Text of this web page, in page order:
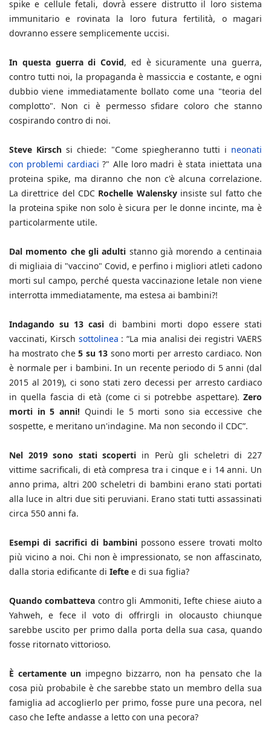
spike e cellule fetali, dovrà essere distrutto il loro sistema
immunitario e rovinata la loro futura fertilità, o magari
dovranno essere semplicemente uccisi.
In questa guerra di Covid, ed è sicuramente una guerra,
contro tutti noi, la propaganda è massiccia e costante, e ogni
dubbio viene immediatamente bollato come una "teoria del
complotto". Non ci è permesso sfidare coloro che stanno
cospirando contro di noi.
Steve Kirsch si chiede: "Come spiegheranno tutti i neonati
con problemi cardiaci ?" Alle loro madri è stata iniettata una
proteina spike, ma diranno che non c'è alcuna correlazione.
La direttrice del CDC Rochelle Walenskyinsiste sul fatto che
la proteina spike non solo è sicura per le donne incinte, ma è
particolarmente utile.
Dal momento che gli adulti stanno già morendo a centinaia
di migliaia di "vaccino" Covid, e perfino i migliori atleti cadono
morti sul campo, perché questa vaccinazione letale non viene
interrotta immediatamente, ma estesa ai bambini?!
Indagando su 13 casi di bambini morti dopo essere stati
vaccinati, Kirsch sottolinea : “La mia analisi dei registri VAERS
ha mostrato che5 su 13 sono morti per arresto cardiaco. Non
è normale per i bambini. In un recente periodo di 5 anni (dal
2015 al 2019), ci sono stati zero decessi per arresto cardiaco
in quella fascia di età (come ci si potrebbe aspettare). Zero
morti in 5 anni! Quindi le 5 morti sono sia eccessive che
sospette, e meritano un'indagine. Ma non secondo il CDC”.
Nel 2019 sono stati scoperti in Perù gli scheletri di 227
vittime sacrificali, di età compresa tra i cinque e i 14 anni. Un
anno prima, altri 200 scheletri di bambini erano stati portati
alla luce in altri due siti peruviani. Erano stati tutti assassinati
circa 550 anni fa.
Esempi di sacrifici di bambinipossono essere trovati molto
più vicino a noi. Chi non è impressionato, se non affascinato,
dalla storia edificante di Iefte e di sua figlia?
Quando combatteva contro gli Ammoniti, Iefte chiese aiuto a
Yahweh, e fece il voto di offrirgli in olocausto chiunque
sarebbe uscito per primo dalla porta della sua casa, quando
fosse ritornato vittorioso.
È certamente un impegno bizzarro, non ha pensato che la
cosa più probabile è che sarebbe stato un membro della sua
famiglia ad accoglierlo per primo, fosse pure una pecora, nel
caso che Iefte andasse a letto con una pecora?